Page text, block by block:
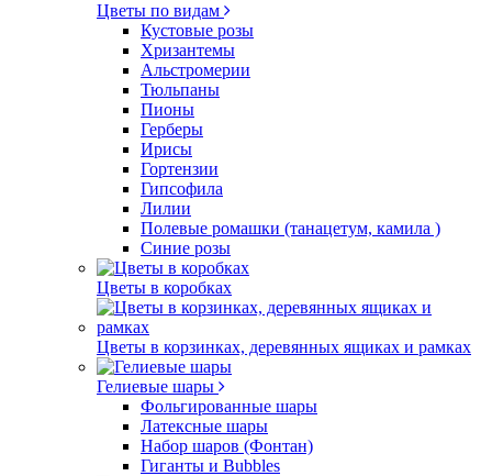
Цветы по видам
Кустовые розы
Хризантемы
Альстромерии
Тюльпаны
Пионы
Герберы
Ирисы
Гортензии
Гипсофила
Лилии
Полевые ромашки (танацетум, камила )
Синие розы
Цветы в коробках
Цветы в корзинках, деревянных ящиках и рамках
Гелиевые шары
Фольгированные шары
Латексные шары
Набор шаров (Фонтан)
Гиганты и Bubbles